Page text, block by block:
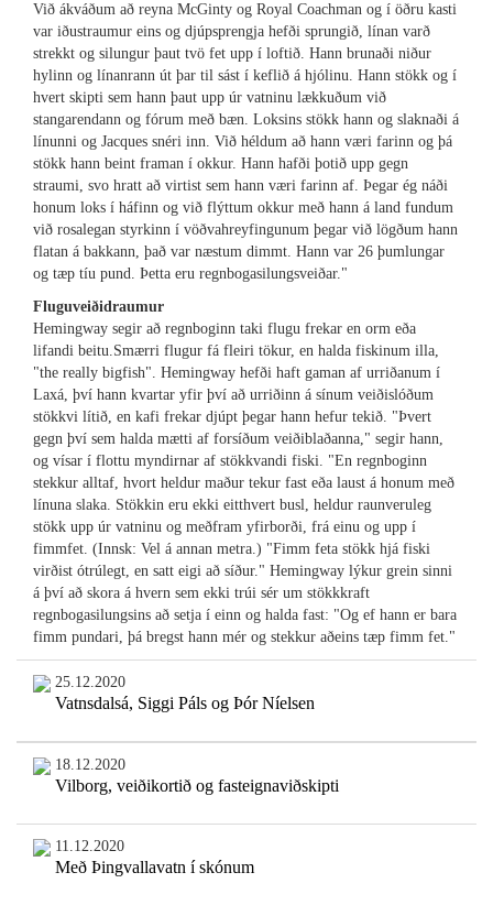
Við ákváðum að reyna McGinty og Royal Coachman og í öðru kasti
var iðustraumur eins og djúpsprengja hefði sprungið, línan varð
strekkt og silungur þaut tvö fet upp í loftið. Hann brunaði niður
hylinn og línanrann út þar til sást í keflið á hjólinu. Hann stökk og í
hvert skipti sem hann þaut upp úr vatninu lækkuðum við
stangarendann og fórum með bæn. Loksins stökk hann og slaknaði á
línunni og Jacques snéri inn. Við héldum að hann væri farinn og þá
stökk hann beint framan í okkur. Hann hafði þotið upp gegn
straumi, svo hratt að virtist sem hann væri farinn af. Þegar ég náði
honum loks í háfinn og við flýttum okkur með hann á land fundum
við rosalegan styrkinn í vöðvahreyfingunum þegar við lögðum hann
flatan á bakkann, það var næstum dimmt. Hann var 26 þumlungar
og tæp tíu pund. Þetta eru regnbogasilungsveiðar."
Fluguveiðidraumur
Hemingway segir að regnboginn taki flugu frekar en orm eða
lifandi beitu.Smærri flugur fá fleiri tökur, en halda fiskinum illa,
"the really bigfish". Hemingway hefði haft gaman af urriðanum í
Laxá, því hann kvartar yfir því að urriðinn á sínum veiðislóðum
stökkvi lítið, en kafi frekar djúpt þegar hann hefur tekið. "Þvert
gegn því sem halda mætti af forsíðum veiðiblaðanna," segir hann,
og vísar í flottu myndirnar af stökkvandi fiski. "En regnboginn
stekkur alltaf, hvort heldur maður tekur fast eða laust á honum með
línuna slaka. Stökkin eru ekki eitthvert busl, heldur raunveruleg
stökk upp úr vatninu og meðfram yfirborði, frá einu og upp í
fimmfet. (Innsk: Vel á annan metra.) "Fimm feta stökk hjá fiski
virðist ótrúlegt, en satt eigi að síður." Hemingway lýkur grein sinni
á því að skora á hvern sem ekki trúi sér um stökkkraft
regnbogasilungsins að setja í einn og halda fast: "Og ef hann er bara
fimm pundari, þá bregst hann mér og stekkur aðeins tæp fimm fet."
25.12.2020
Vatnsdalsá, Siggi Páls og Þór Níelsen
18.12.2020
Vilborg, veiðikortið og fasteignaviðskipti
11.12.2020
Með Þingvallavatn í skónum